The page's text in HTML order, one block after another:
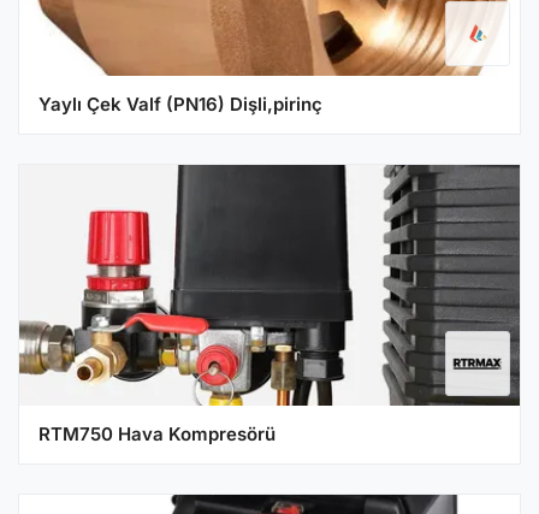
Yaylı Çek Valf (PN16) Dişli,pirinç
RTM750 Hava Kompresörü